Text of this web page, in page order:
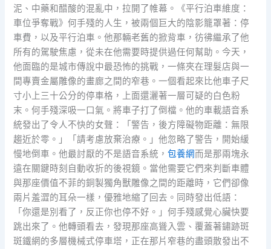
泥、中藥和醋酸的混亂中，拉開了帷幕。《平行泊車維度：
車位爭奪戰》何手殘的人生，被兩個巨大的陰影籠罩著：停
車費，以及平行泊車。他那輛老舊的掀背車，彷彿繼承了他
所有的駕駛焦慮，從未在他需要時提供過任何幫助。今天，
他面臨的是城市傳說中最恐怖的挑戰，一條夾在理髮店與一
間專賣金屬雕像的畫廊之間的窄巷。一個看起來比他車子尺
寸小上三十公分的停車格，上面還灑著一層可疑的白色粉
末。何手殘深吸一口氣。將車子打了倒檔。他的車載語音系
統發出了令人不快的女聲：「警告，後方障礙物距離：無限
趨近於零。」「請考慮放棄治療。」他忽略了警告，開始緩
慢地倒車。他最討厭的不是語音系統，包養網而是那兩塊永
遠在關鍵時刻自動收折的後視鏡。當他需要它們來判斷車體
與那座價值不菲的銅製獨角獸雕像之間的距離時，它們卻像
兩片羞澀的耳朵一樣，優雅地縮了回去。同時發出低語：
「你還是別看了，反正你也停不好。」何手殘感覺心臟快要
跳出來了。他轉頭看去，發現那座高聳入雲、覆蓋著鏽跡斑
斑鐵網的多層機械式停車塔，正在那片窄巷的盡頭散發出不